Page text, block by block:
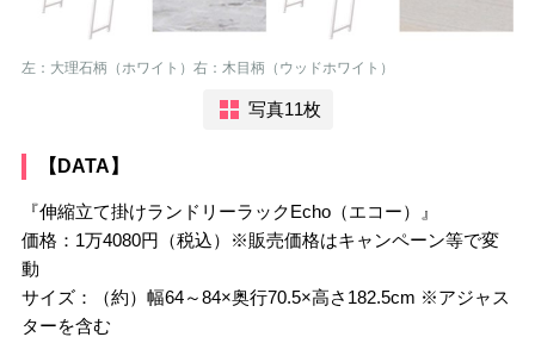
左：大理石柄（ホワイト）右：木目柄（ウッドホワイト）
写真11枚
【DATA】
『伸縮立て掛けランドリーラックEcho（エコー）』
価格：1万4080円（税込）※販売価格はキャンペーン等で変
動
サイズ：（約）幅64～84×奥行70.5×高さ182.5cm ※アジャス
ターを含む